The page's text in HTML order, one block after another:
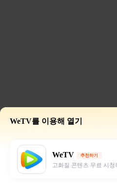
WeTV를 이용해 열기
WeTV 추천하기
고화질 콘텐츠 무료 시청